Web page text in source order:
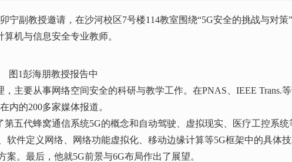
副教授邀请，在沙河校区7号楼114教室围绕“5G安全的挑战与对策
机与信息安全专业教师。
图1彭海朋教授报告中
主要从事网络空间安全的科研与教学工作。在PNAS、IEEE Trans.
内的200多家媒体报道。
五代蜂窝通信系统5G的概念和自动驾驶、虚拟现实、医疗工控系
件定义网络、网络功能虚拟化、移动边缘计算等5G框架中的具体
。最后，他就5G前景与6G布局作出了展望。